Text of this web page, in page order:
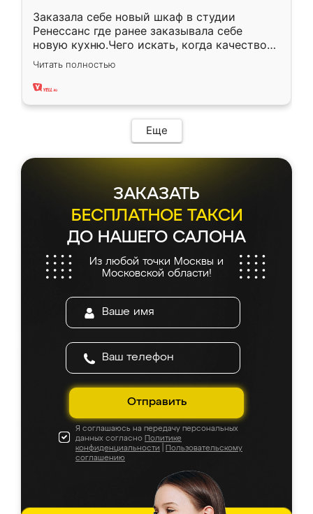
Заказала себе новый шкаф в студии
Ренессанс где ранее заказывала себе
новую кухню.Чего искать, когда качеством
вполне довольна. Служит кухня уже почти
два года, нареканий нет.
Читать полностью
Еще
ЗАКАЗАТЬ
БЕСПЛАТНОЕ ТАКСИ
ДО НАШЕГО САЛОНА
Из любой точки Москвы и
Московской области!
Отправить
Я соглашаюсь на передачу персональных
данных согласно Политике
конфиденциальности
Пользовательскому
соглашению